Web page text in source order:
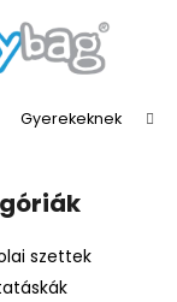
Gyerekeknek
szettek